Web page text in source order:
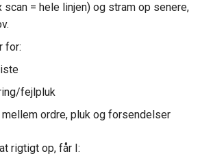
= hele linjen) og stram op senere,
for:
fejlpluk
ordre, pluk og forsendelser
rigtigt op, får I: